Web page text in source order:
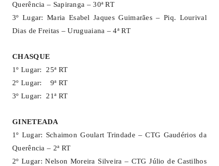
Querência – Sapiranga – 30ª RT
3º Lugar: Maria Esabel Jaques Guimarães – Piq. Lourival
Dias de Freitas – Uruguaiana – 4ª RT
CHASQUE
1º Lugar: 25ª RT
2º Lugar: 9ª RT
3º Lugar: 21ª RT
GINETEADA
1º Lugar: Schaimon Goulart Trindade – CTG Gaudérios da
Querência – 2ª RT
2º Lugar: Nelson Moreira Silveira – CTG Júlio de Castilhos